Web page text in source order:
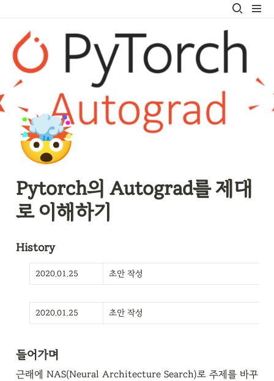
🤯
Pytorch의 Autograd를 제대
로 이해하기
History
2020.01.25 초안 작성
2020.01.25 초안 작성
들어가며
근래에 NAS(Neural Architecture Search)로 주제를 바꾸